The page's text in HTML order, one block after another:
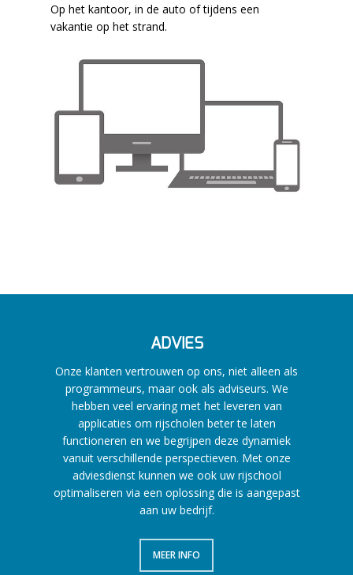
Op het kantoor, in de auto of tijdens een
vakantie op het strand.
ADVIES
Onze klanten vertrouwen op ons, niet alleen als
programmeurs, maar ook als adviseurs. We
hebben veel ervaring met het leveren van
applicaties om rijscholen beter te laten
functioneren en we begrijpen deze dynamiek
vanuit verschillende perspectieven. Met onze
adviesdienst kunnen we ook uw rijschool
optimaliseren via een oplossing die is aangepast
aan uw bedrijf.
MEER INFO